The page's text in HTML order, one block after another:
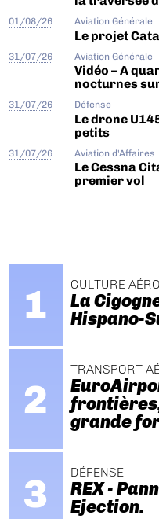
01/08/26 Aviation Générale
Le projet
31/07/26 Aviation Générale
Vidéo – A
nocturnes
31/07/26 Défense
Le drone
petits
31/07/26 Aviation d'Affaires
Le Cessna
premier vol
CULTURE AÉRO
La
Hispano-
TRANSPORT
grande
DÉFENSE
REX -
Ejection.